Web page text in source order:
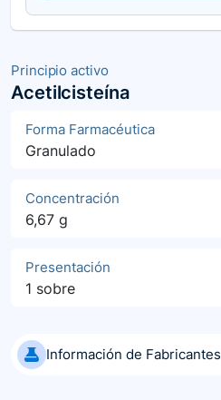
Principio activo
Acetilcisteína
Forma Farmacéutica
Granulado
Concentración
6,67 g
Presentación
1 sobre
Información de Fabricantes